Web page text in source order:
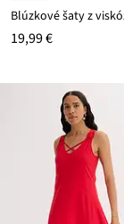
Blúzkové šaty z
19,99 €